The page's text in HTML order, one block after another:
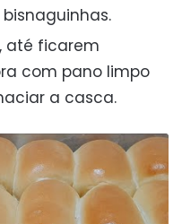
bisnaguinhas.
até ficarem
com pano limpo
a casca.